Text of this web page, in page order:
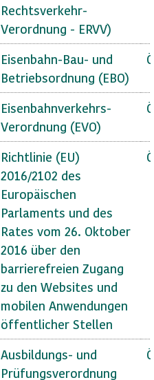
Rechtsverkehr-
Verordnung - ERVV)
Eisenbahn-Bau- und
Betriebsordnung (EBO)
Eisenbahnverkehrs-
Verordnung (EVO)
Richtlinie (EU)
2016/2102 des
Europäischen
Parlaments und des
Rates vom 26. Oktober
2016 über den
barrierefreien Zugang
zu den Websites und
mobilen Anwendungen
öffentlicher Stellen
Ausbildungs- und
Prüfungsverordnung